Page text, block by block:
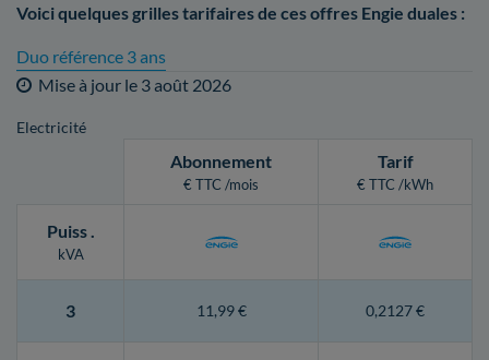
Voici quelques grilles tarifaires de ces offres Engie duales :
Duo référence 3 ans
Mise à jour le 3 août 2026
Electricité
Abonnement
€ TTC /mois
Tarif
€ TTC /kWh
Puiss.
kVA
3 11,99 € 0,2127 €